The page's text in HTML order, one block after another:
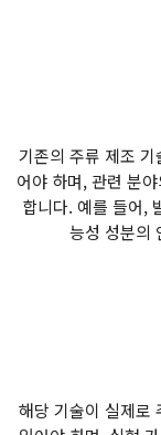
기존의 주류 제조
어야 하며, 관련 분
합니다. 예를 들어,
능성 성분의
해당 기술이 실제로